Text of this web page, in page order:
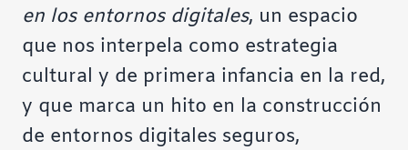
en los entornos digitales, un espacio
que nos interpela como estrategia
cultural y de primera infancia en la red,
y que marca un hito en la construcción
de entornos digitales seguros,